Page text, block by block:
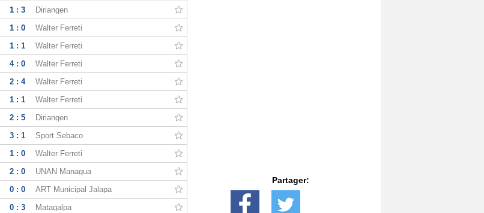
1 : 3 Diriangen
1 : 0 Walter Ferreti
1 : 1 Walter Ferreti
4 : 0 Walter Ferreti
2 : 4 Walter Ferreti
1 : 1 Walter Ferreti
2 : 5 Diriangen
3 : 1 Sport Sebaco
1 : 0 Walter Ferreti
2 : 0 UNAN Managua
0 : 0 ART Municipal Jalapa
0 : 3 Matagalpa
Partager: